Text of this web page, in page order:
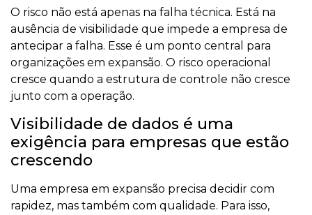
O risco não está apenas na falha técnica. Está na
ausência de visibilidade que impede a empresa de
antecipar a falha. Esse é um ponto central para
organizações em expansão. O risco operacional
cresce quando a estrutura de controle não cresce
junto com a operação.
Visibilidade de dados é uma
exigência para empresas que estão
crescendo
Uma empresa em expansão precisa decidir com
rapidez, mas também com qualidade. Para isso,